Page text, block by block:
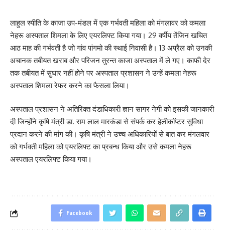
लाहुल स्पीति के काजा उप-मंडल में एक गर्भवती महिला को मंगलावर को कमला
नेहरू अस्पताल शिमला के लिए एयरलिफ्ट किया गया। 29 वर्षीय तेंजिन खचित
आठ माह की गर्भवती है जो गांव पांगमो की स्थाई निवासी है। 13 अप्रैल को उनकी
अचानक तबीयत खराब और परिजन तुरन्त काजा अस्पताल में ले गए। काफी देर
तक तबीयत में सुधार नहीं होने पर अस्पताल प्रशासन ने उन्हें कमला नेहरू
अस्पताल शिमला रेफर करने का फैसला लिया।
अस्पताल प्रशासन ने अतिरिक्त दंडाधिकारी ज्ञान सागर नेगी को इसकी जानकारी
दी जिन्होंने कृषि मंत्री डा. राम लाल मारकंडा से संपर्क कर हेलीकाॅप्टर सुविधा
प्रदान करने की मांग की। कृषि मंत्री ने उच्च अधिकारियों से बात कर मंगलवार
को गर्भवती महिला को एयरलिफ्ट का प्रबन्ध किया और उसे कमला नेहरू
अस्पताल एयरलिफ्ट किया गया।
Facebook